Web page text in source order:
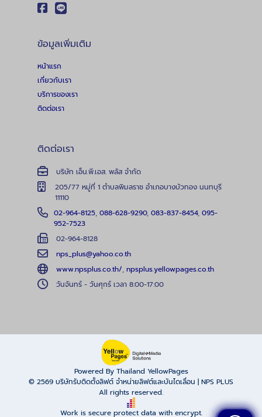
ข้อมูลเพิ่มเติม
หน้าแรก
เกี่ยวกับเรา
บริการของเรา
ติดต่อเรา
ติดต่อเรา
บริษัท เอ็น.พี.เอส. พลัส จำกัด
205/77 หมู่ที่ 1 ตำบลพิมลราช อำเภอบางบัวทอง นนทบุรี
11110
02-964-8125, 088-628-9290, 083-837-8454, 095-
952-7523
02-964-8128
nps_plus@yahoo.co.th
www.npsplus.co.th/, npsplus.yellowpages.co.th
วันจันทร์ - วันศุกร์ เวลา 8:00-17:00
Powered By Thailand YellowPages
© 2569 บริษัทรับติดตั้งลิฟต์ จำหน่ายลิฟต์และบันไดเลื่อน | NPS PLUS
All rights reserved.
Work is secure protect data with encrypt.